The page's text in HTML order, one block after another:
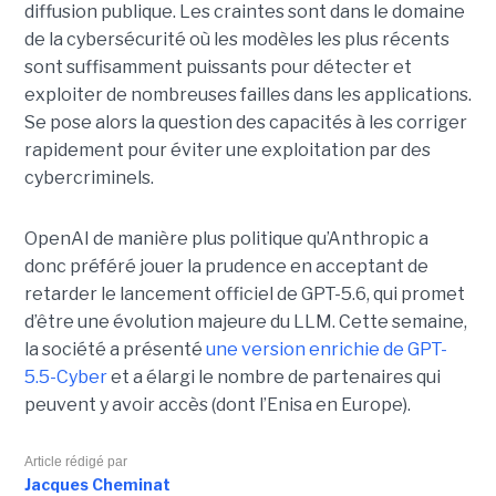
diffusion publique. Les craintes sont dans le domaine
de la cybersécurité où les modèles les plus récents
sont suffisamment puissants pour détecter et
exploiter de nombreuses failles dans les applications.
Se pose alors la question des capacités à les corriger
rapidement pour éviter une exploitation par des
cybercriminels.
OpenAI de manière plus politique qu’Anthropic a
donc préféré jouer la prudence en acceptant de
retarder le lancement officiel de GPT-5.6, qui promet
d’être une évolution majeure du LLM. Cette semaine,
la société a présenté une version enrichie de GPT-
5.5-Cyberet a élargi le nombre de partenaires qui
peuvent y avoir accès (dont l’Enisa en Europe).
Article rédigé par
Jacques Cheminat